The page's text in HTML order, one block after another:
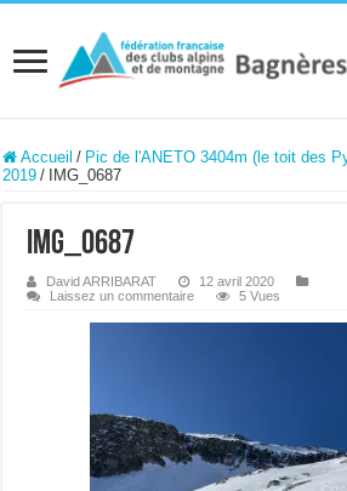
Accueil / Pic de l'ANETO 3404m (le toit des
2019 / IMG_0687
IMG_0687
David ARRIBARAT
12 avril 2020
Laissez un commentaire
5 Vues